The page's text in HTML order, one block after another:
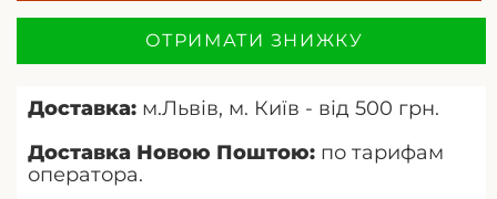
ОТРИМАТИ ЗНИЖКУ
Доставка: м.Львів, м. Київ - від 500 грн.
Доставка Новою Поштою: по тарифам
оператора.